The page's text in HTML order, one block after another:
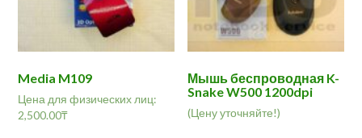
Media M109
Цена для физических лиц:
2,500.00₸
Мышь беспроводная K-
Snake W500 1200dpi
(Цену уточняйте!)